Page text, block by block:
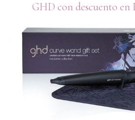
GHD con descuento en